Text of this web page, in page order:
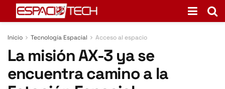
Inicio Tecnología Espacial Acceso al espacio
La misión AX-3 ya se
encuentra camino a la